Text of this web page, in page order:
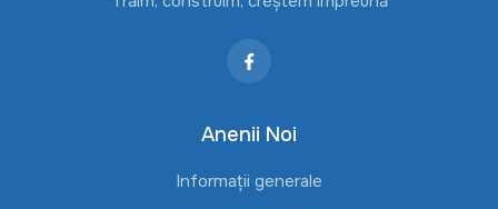
Anenii Noi
Informații generale